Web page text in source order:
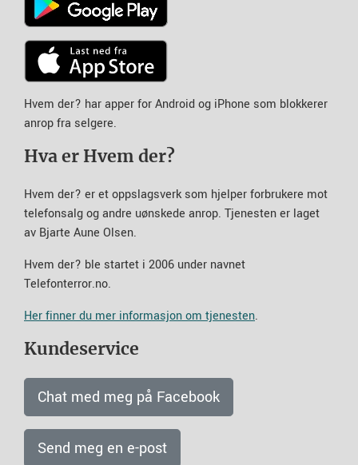
Hvem der? har apper for Android og iPhone som blokkerer
anrop fra selgere.
Hva er Hvem der?
Hvem der? er et oppslagsverk som hjelper forbrukere mot
telefonsalg og andre uønskede anrop. Tjenesten er laget
av Bjarte Aune Olsen.
Hvem der? ble startet i 2006 under navnet
Telefonterror.no.
Her finner du mer informasjon om tjenesten.
Kundeservice
Chat med meg på Facebook
Send meg en e-post